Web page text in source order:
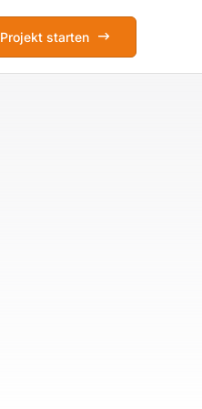
Projekt starten